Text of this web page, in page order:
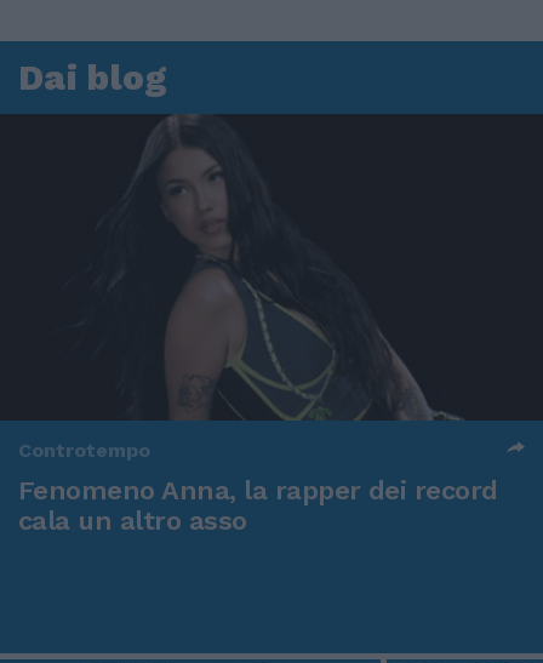
Dai blog
Controtempo
Fenomeno Anna, la rapper dei record
cala un altro asso